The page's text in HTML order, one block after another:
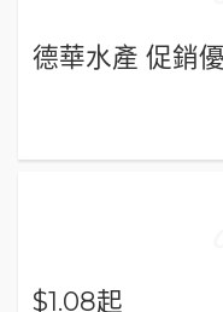
德華水產 促銷
$1.08起